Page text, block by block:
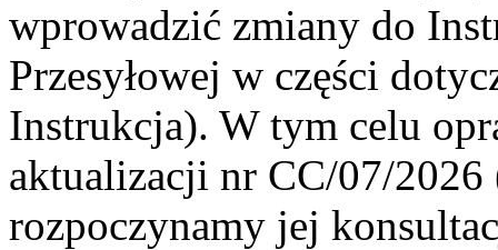
wprowadzić zmiany do
Przesyłowej w części
Instrukcja). W tym celu
aktualizacji nr CC/07/
rozpoczynamy jej